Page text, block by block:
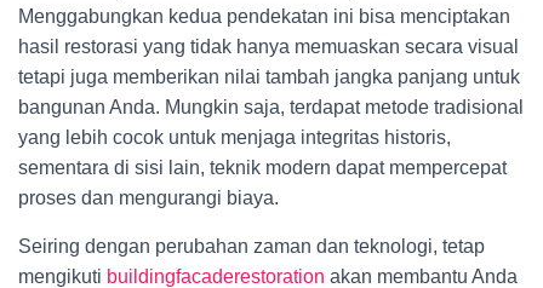
Menggabungkan kedua pendekatan ini bisa menciptakan
hasil restorasi yang tidak hanya memuaskan secara visual
tetapi juga memberikan nilai tambah jangka panjang untuk
bangunan Anda. Mungkin saja, terdapat metode tradisional
yang lebih cocok untuk menjaga integritas historis,
sementara di sisi lain, teknik modern dapat mempercepat
proses dan mengurangi biaya.
Seiring dengan perubahan zaman dan teknologi, tetap
mengikuti buildingfacaderestoration akan membantu Anda